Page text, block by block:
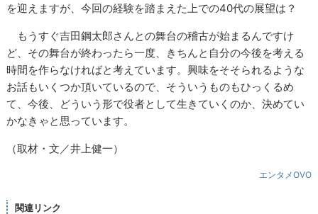
を迎えますが、今回の経験を踏まえた上での40代の展望は？
もうすぐ吉田鋼太郎さんとの舞台の稽古が始まるんですけ
ど、その舞台が終わったら一度、きちんと自分の今後を考える
時間を作らなければと考えています。興味をそそられるような
お話もいくつか頂いているので、そういうものもひっくるめ
て、今後、どういう形で役者として生きていくのか、決めてい
かなきゃと思っています。
（取材・文／井上健一）
エンタメOVO
関連リンク